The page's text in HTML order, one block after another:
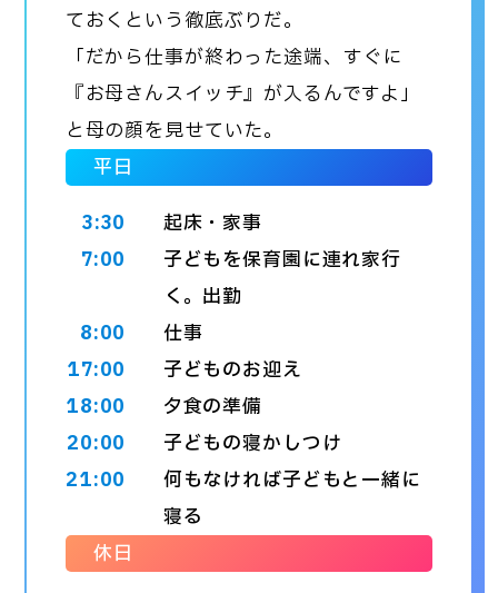
ておくという徹底ぶりだ。
「だから仕事が終わった途端、すぐに
『お母さんスイッチ』が入るんですよ」
と母の顔を見せていた。
平日
3:30
起床・家事
7:00
子どもを保育園に連れ家行
く。出勤
8:00
仕事
17:00
子どものお迎え
18:00
夕食の準備
20:00
子どもの寝かしつけ
21:00
何もなければ子どもと一緒に
寝る
休日